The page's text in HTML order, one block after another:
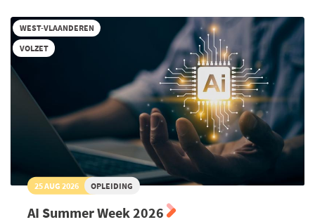
WEST-VLAANDEREN
VOLZET
25 AUG 2026 OPLEIDING
AI Summer Week 2026